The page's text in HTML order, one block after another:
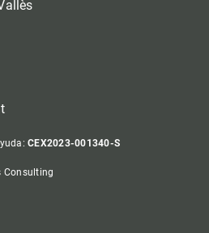
CEX2023-001340-S
Consulting